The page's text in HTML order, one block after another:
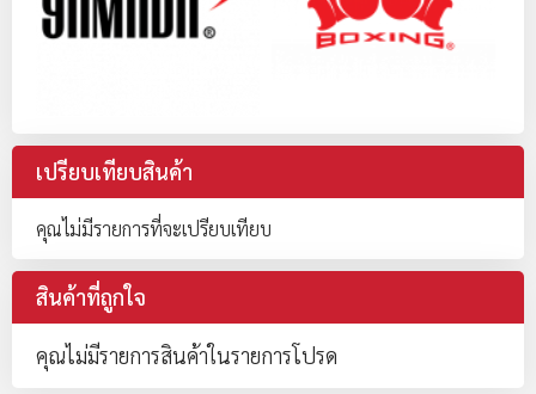
เปรียบเทียบสินค้า
คุณไม่มีรายการที่จะเปรียบเทียบ
สินค้าที่ถูกใจ
คุณไม่มีรายการสินค้าในรายการโปรด